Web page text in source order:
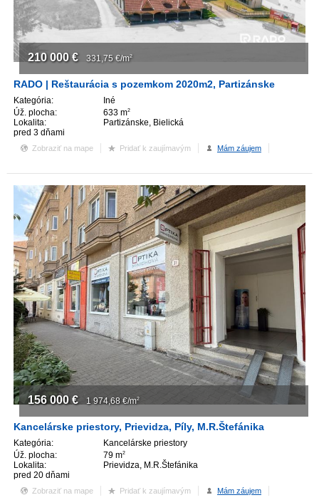
RADO | Reštaurácia s pozemkom 2020m2, Partizánske
Kategória:
Iné
Úž. plocha:
633 m2
Lokalita:
Partizánske, Bielická
pred 3 dňami
210 000 € 331,75 €/m2
Zobraziť na mape Pridať k zaujímavým Mám záujem
Kancelárske priestory, Prievidza, Píly, M.R.Štefánika
Kategória:
Kancelárske priestory
Úž. plocha:
79 m2
Lokalita:
Prievidza, M.R.Štefánika
pred 20 dňami
156 000 € 1 974,68 €/m2
Zobraziť na mape Pridať k zaujímavým Mám záujem